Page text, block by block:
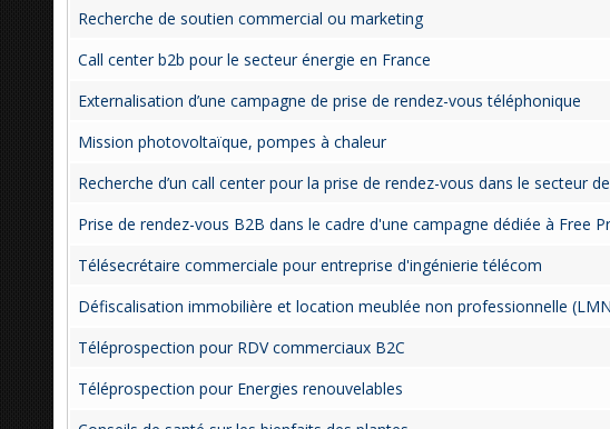
Recherche de soutien commercial ou marketing
Call center b2b pour le secteur énergie en France
Externalisation d’une campagne de prise de rendez-vous téléphonique
Mission photovoltaïque, pompes à chaleur
Recherche d’un call center pour la prise de rendez-vous dans le secteur
Prise de rendez-vous B2B dans le cadre d'une campagne dédiée à Free
Télésecrétaire commerciale pour entreprise d'ingénierie télécom
Défiscalisation immobilière et location meublée non professionnelle
Téléprospection pour RDV commerciaux B2C
Téléprospection pour Energies renouvelables